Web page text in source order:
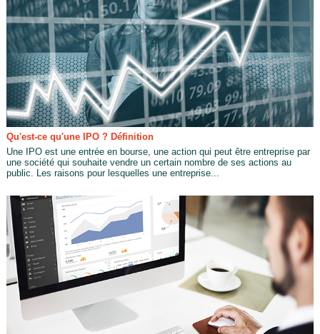
Qu'est-ce qu'une IPO ? Définition
Une IPO est une entrée en bourse, une action qui peut être entreprise par
une société qui souhaite vendre un certain nombre de ses actions au
public. Les raisons pour lesquelles une entreprise...